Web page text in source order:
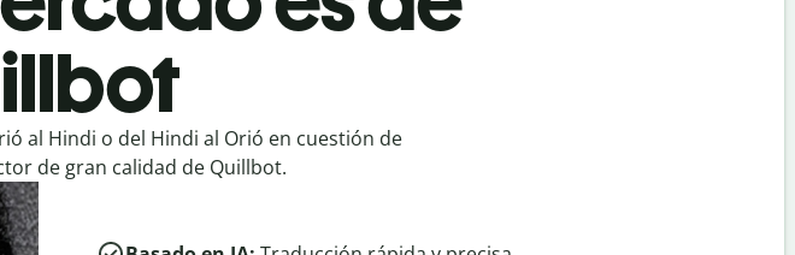
al Hindi o del Hindi al Orió en cuestión de
de gran calidad de Quillbot.